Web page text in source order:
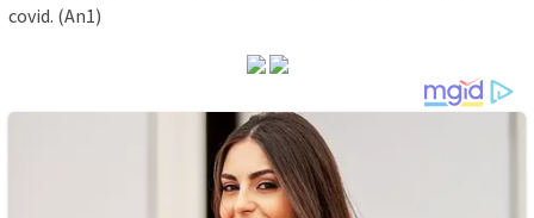
covid. (An1)